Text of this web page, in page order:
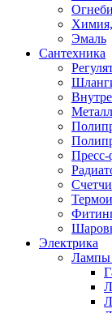
Эмаль
Сантехника
Электрика
Лампы